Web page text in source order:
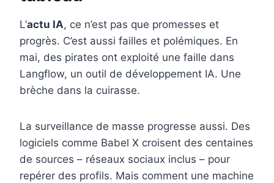
L’actu IA, ce n’est pas que promesses et
progrès. C’est aussi failles et polémiques. En
mai, des pirates ont exploité une faille dans
Langflow, un outil de développement IA. Une
brèche dans la cuirasse.
La surveillance de masse progresse aussi. Des
logiciels comme Babel X croisent des centaines
de sources – réseaux sociaux inclus – pour
repérer des profils. Mais comment une machine